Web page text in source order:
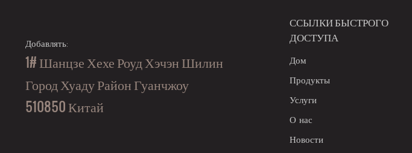
Добавлять:
1# Шанцзе Хехе Роуд Хэчэн Шилин
Город Хуаду Район Гуанчжоу
510850 Китай
ССЫЛКИ БЫСТРОГО
ДОСТУПА
Дом
Продукты
Услуги
О нас
Новости